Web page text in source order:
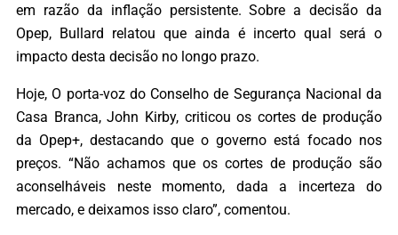
em razão da inflação persistente. Sobre a decisão da
Opep, Bullard relatou que ainda é incerto qual será o
impacto desta decisão no longo prazo.
Hoje, O porta-voz do Conselho de Segurança Nacional da
Casa Branca, John Kirby, criticou os cortes de produção
da Opep+, destacando que o governo está focado nos
preços. “Não achamos que os cortes de produção são
aconselháveis neste momento, dada a incerteza do
mercado, e deixamos isso claro”, comentou.